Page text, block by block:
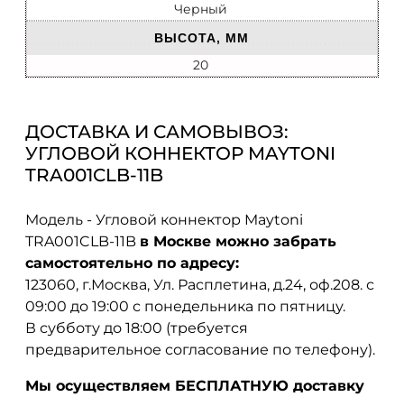
Черный
ВЫСОТА, ММ
20
ДОСТАВКА И САМОВЫВОЗ:
УГЛОВОЙ КОННЕКТОР MAYTONI
TRA001CLB-11B
Модель - Угловой коннектор Maytoni
TRA001CLB-11B в Москве можно забрать
самостоятельно по адресу:
123060, г.Москва, Ул. Расплетина, д.24, оф.208. с
09:00 до 19:00 с понедельника по пятницу.
В субботу до 18:00 (требуется
предварительное согласование по телефону).
Мы осуществляем БЕСПЛАТНУЮ доставку